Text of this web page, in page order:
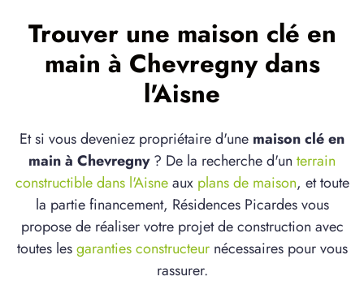
Trouver une maison clé en
main à Chevregny dans
l'Aisne
Et si vous deveniez propriétaire d'une maison clé en
main à Chevregny? De la recherche d'un terrain
constructible dans l'Aisneaux plans de maison, et toute
la partie financement, Résidences Picardes vous
propose de réaliser votre projet de construction avec
toutes lesgaranties constructeurnécessaires pour vous
rassurer.